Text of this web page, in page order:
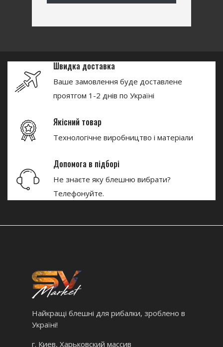
Швидка доставка
Ваше замовлення буде доставлене
проятгом 1-2 днів по Україні
Якісний товар
Технологічне виробництво і матеріали
Допомога в підборі
Не знаєте яку блешню вибрати?
Телефонуйте.
Найкращі блешні для рибалки, зроблено в
Україні!
г. Киев, Харьковский массив